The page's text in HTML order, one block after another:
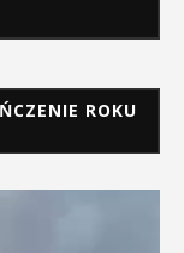
ROKU